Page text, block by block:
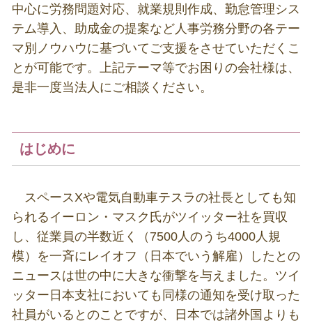
中心に労務問題対応、就業規則作成、勤怠管理シス
テム導入、助成金の提案など人事労務分野の各テー
マ別ノウハウに基づいてご支援をさせていただくこ
とが可能です。上記テーマ等でお困りの会社様は、
是非一度当法人にご相談ください。
はじめに
スペースXや電気自動車テスラの社長としても知
られるイーロン・マスク氏がツイッター社を買収
し、従業員の半数近く（ 7500人のうち4000人規
模）を一斉にレイオフ（日本でいう解雇）したとの
ニュースは世の中に大きな衝撃を与えました。ツイ
ッター日本支社においても同様の通知を受け取った
社員がいるとのことですが、日本では諸外国よりも